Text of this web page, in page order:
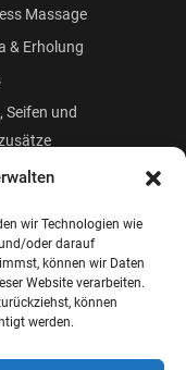
wir Technologien wie
oder darauf
können wir Daten
Website verarbeiten.
können
werden.
Massage
& Erholung
Seifen und